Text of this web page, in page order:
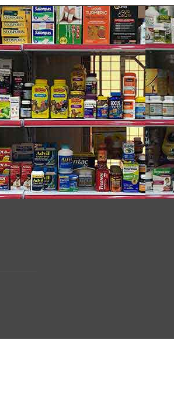
viêm khớp và các tình trạng viêm khác.
thể tự sản xuất chúng. Vì lý do này,
Tuy nhiên, hầu như không có ngày
nên tiêu thụ cân bằng tốt hơn hai EFA